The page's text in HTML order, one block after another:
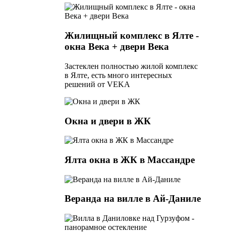
Жилищный комплекс в Ялте -
окна Века + двери Века
Застеклен полностью жилой комплекс
в Ялте, есть много интересных
решений от VEKA
Окна и двери в ЖК
Ялта окна в ЖК в Массандре
Веранда на вилле в Ай-Даниле